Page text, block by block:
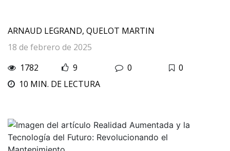
ARNAUD LEGRAND, QUELOT MARTIN
18 de febrero de 2025
1782
9 0
0
10 MIN. DE LECTURA